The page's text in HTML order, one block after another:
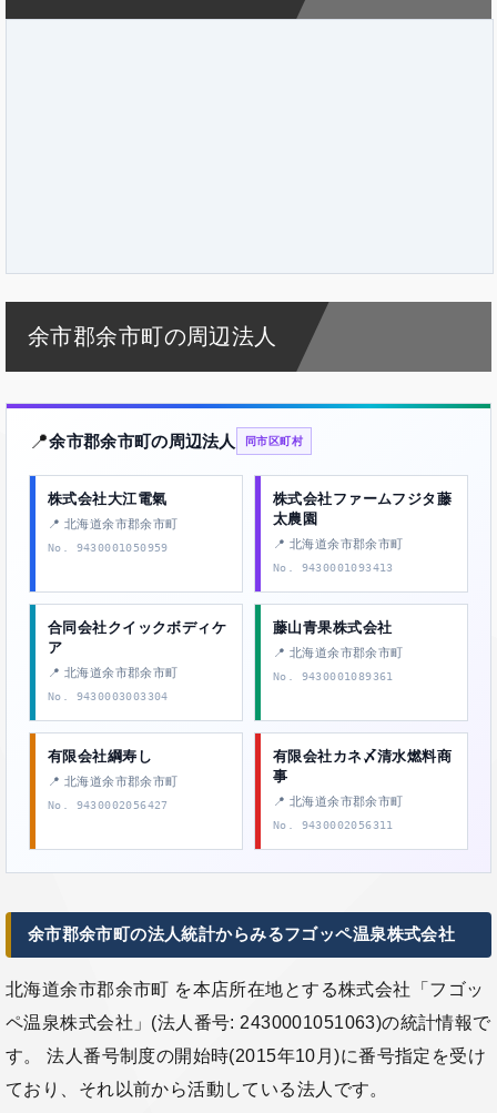
余市郡余市町の周辺法人
📍余市郡余市町の周辺法人 同市区町村
株式会社大江電氣
📍 北海道余市郡余市町
No. 9430001050959
株式会社ファームフジタ藤
太農園
📍 北海道余市郡余市町
No. 9430001093413
合同会社クイックボディケ
ア
📍 北海道余市郡余市町
No. 9430003003304
藤山青果株式会社
📍 北海道余市郡余市町
No. 9430001089361
有限会社綱寿し
📍 北海道余市郡余市町
No. 9430002056427
有限会社カネ〆清水燃料商
事
📍 北海道余市郡余市町
No. 9430002056311
余市郡余市町の法人統計からみるフゴッペ温泉株式会社
北海道余市郡余市町 を本店所在地とする株式会社「フゴッ
ペ温泉株式会社」(法人番号: 2430001051063)の統計情報で
す。 法人番号制度の開始時(2015年10月)に番号指定を受け
ており、それ以前から活動している法人です。